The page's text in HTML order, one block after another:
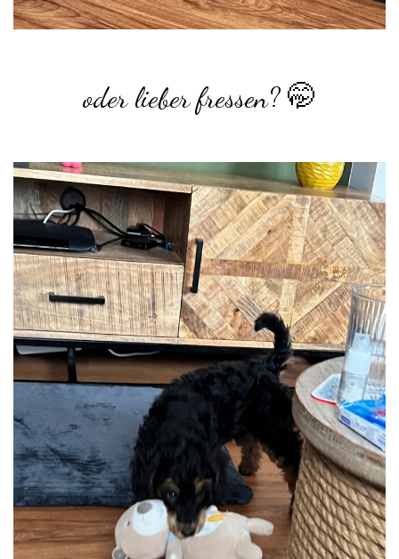
oder lieber fressen? 🤭